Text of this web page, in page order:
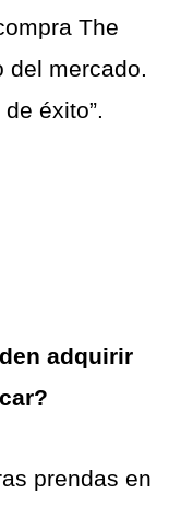
The
del mercado.
éxito”.
adquirir
prendas en